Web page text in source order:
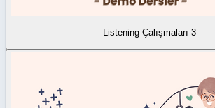
Listening Çalışmaları 3